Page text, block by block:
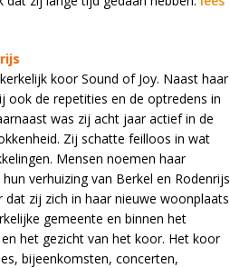
koor Sound of Joy. Naast haar
ook de repetities en de optredens in
was zij acht jaar actief in de
Zij schatte feilloos in wat
Mensen noemen haar
verhuizing van Berkel en Rodenrijs
zij zich in haar nieuwe woonplaats
gemeente en binnen het
het gezicht van het koor. Het koor
bijeenkomsten, concerten,